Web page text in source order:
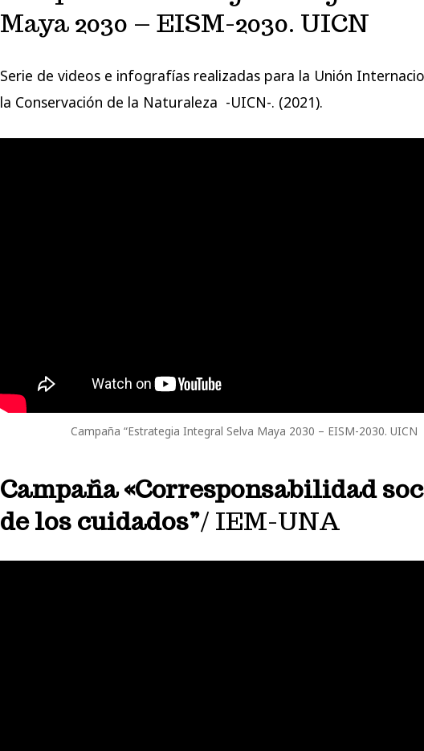
Maya 2030 – EISM-2030. UICN
Serie de videos e infografías realizadas para la Unión
la Conservación de la Naturaleza -UICN-. (2021).
Campaña “Estrategia Integral Selva Maya 2030 – EISM-2030. UICN
Campaña «Corresponsabilidad
de los cuidados”/ IEM-UNA